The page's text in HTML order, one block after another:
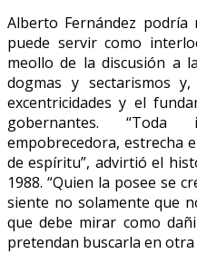
Alberto Fernández
puede servir como
meollo de la discusión a
dogmas y sectarismos
excentricidades y el
gobernantes. “Toda
empobrecedora, estrecha
de espíritu”, advirtió el
1988. “Quien la posee se
siente no solamente que
que debe mirar como
pretendan buscarla en